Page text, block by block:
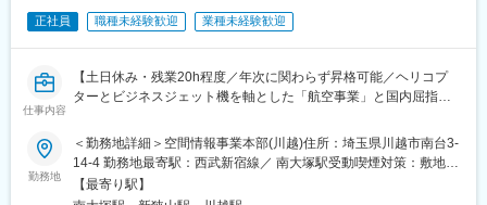
慣れて頂きます
・約３年後には主任技術者を目指していただけます。主任技術者
になった後は後進のメンバーと共にプロジェクトを遂行頂き、リ
■当社の特徴：
航空事業では、救急医療の現場で実績ナンバーワンを誇る航空医
療搬送の運航、物資輸送、航空撮影や報道取材など幅広い航空サ
正社員 職種未経験歓迎 業種未経験歓迎
仕事内容
【土日休み・残業20h程度／年次に関わらず昇格可能／ヘリコプ
ターとビジネスジェット機を軸とした「航空事業」と国内屈指の
■業務内容：
自治体を中心に、GIS（地理情報システム）や地理空間情報を利用
した行政支援業務に従事いただく予定です。
主な事業分野としては、固定資産税業務支援が対象となり、土地
勤務地
＜勤務地詳細＞空間情報事業本部(川越)住所：埼玉県川越市南台3-
14-4 勤務地最寄駅：西武新宿線／ 南大塚駅受動喫煙対策：敷地内
喫煙可能場所あり
【最寄り駅】